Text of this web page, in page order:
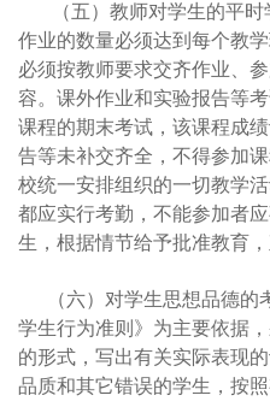
（五）教师对学生的平
作业的数量必须达到每个教
必须按教师要求交齐作业、
容。课外作业和实验报告等
课程的期末考试，该课程成
告等未补交齐全，不得参加
校统一安排组织的一切教学
都应实行考勤，不能参加者
生，根据情节给予批准教育，
（六）对学生思想品德
学生行为准则》为主要依据
的形式，写出有关实际表现
品质和其它错误的学生，按照